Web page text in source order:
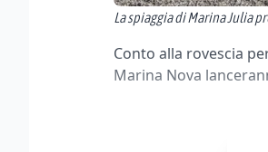
La spiaggia di Marina Julia
Conto alla rovescia
Marina Nova